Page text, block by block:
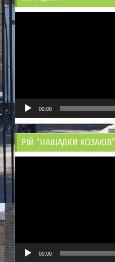
00:00
РІЙ “НАЩАДКИ КОЗАКІВ”
00:00